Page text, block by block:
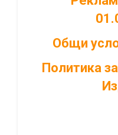
Общи
Политика